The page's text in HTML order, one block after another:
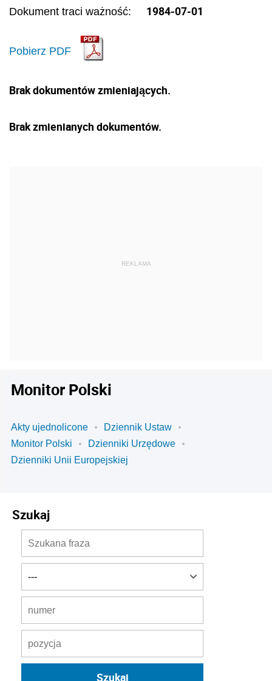
Dokument traci ważność: 1984-07-01
Pobierz PDF
Brak dokumentów zmieniających.
Brak zmienianych dokumentów.
Monitor Polski
Akty ujednolicone
Dziennik Ustaw
Monitor Polski
Dzienniki Urzędowe
Dzienniki Unii Europejskiej
Szukaj